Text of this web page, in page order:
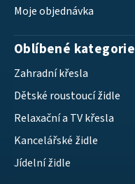
Moje objednávka
Oblíbené kategorie
Zahradní křesla
Dětské roustoucí židle
Relaxační a TV křesla
Kancelářské židle
Jídelní židle